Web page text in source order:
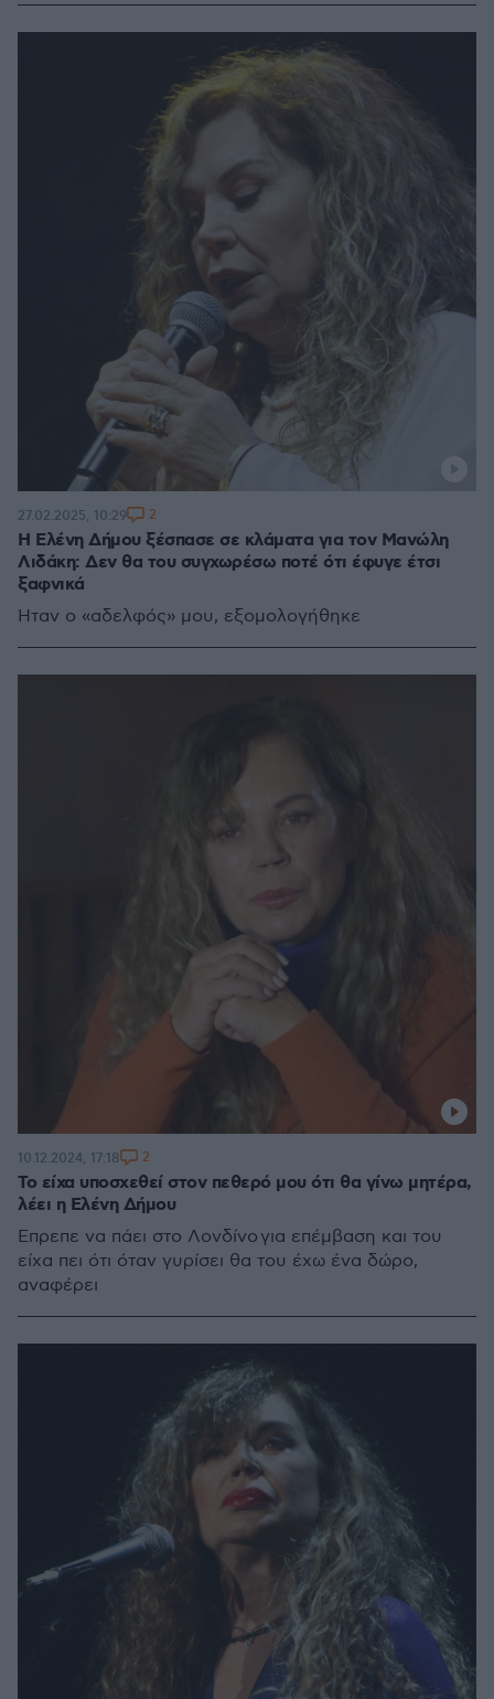
Η Ελένη Δήμου ξέσπασε σε κλάματα για τον Μανώλη
Λιδάκη: Δεν θα του συγχωρέσω ποτέ ότι έφυγε έτσι
ξαφνικά
Ήταν ο «αδελφός» μου, εξομολογήθηκε
27.02.2025, 10:29 2
Το είχα υποσχεθεί στον πεθερό μου ότι θα γίνω μητέρα,
λέει η Ελένη Δήμου
Έπρεπε να πάει στο Λονδίνο για επέμβαση και του
είχα πει ότι όταν γυρίσει θα του έχω ένα δώρο,
αναφέρει
10.12.2024, 17:18 2